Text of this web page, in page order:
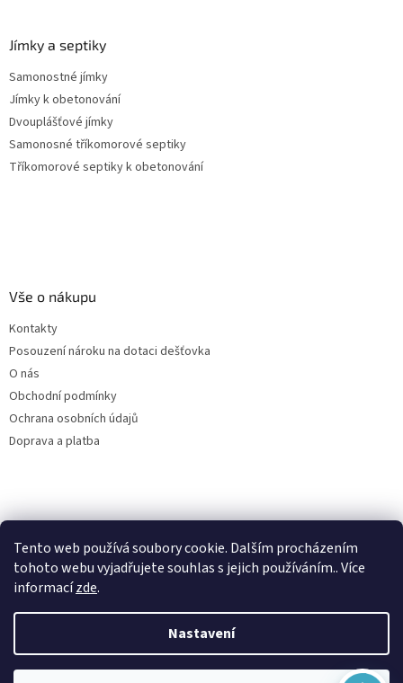
Tento web používá soubory cookie. Dalším procházením
tohoto webu vyjadřujete souhlas s jejich používáním.. Více
informacízde.
Nastavení
Jímky a septiky
Samonostné jímky
Jímky k obetonování
Dvouplášťové jímky
Samonosné tříkomorové septiky
Tříkomorové septiky k obetonování
Vše o nákupu
Kontakty
Posouzení nároku na dotaci dešťovka
O nás
Obchodní podmínky
Ochrana osobních údajů
Doprava a platba
Filtry dešťové vody
Vytvořil Shoptet
Online
Začít konverzaci